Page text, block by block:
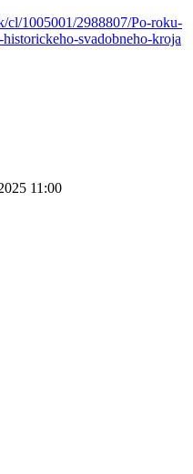
cl/1005001/2988807/Po-roku-
svadobneho-kroja
11:00